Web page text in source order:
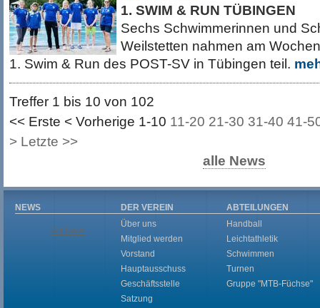
1. SWIM & RUN TÜBINGEN
Sechs Schwimmerinnen und
Weilstetten nahmen am
1. Swim & Run des POST-SV in Tübingen teil.
Treffer 1 bis 10 von 102
<< Erste < Vorherige 1-10 11-20 21-30 31-40 41-
> Letzte >>
alle News
NEWS
Alle News
DER VEREIN
Über uns
Mitglied werden
Vorstand
Hauptausschuss
Geschäftsstelle
Satzung
ABTEILUNGEN
Handball
Leichtathletik
Schwimmen
Turnen
Gruppe "MTB-Füchse"